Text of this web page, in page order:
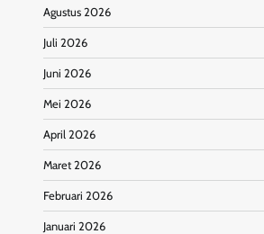
Agustus 2026
Juli 2026
Juni 2026
Mei 2026
April 2026
Maret 2026
Februari 2026
Januari 2026